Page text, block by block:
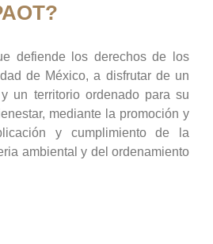
defiende los derechos de los
de México, a disfrutar de un
un territorio ordenado para su
mediante la promoción y
y cumplimiento de la
ambiental y del ordenamiento